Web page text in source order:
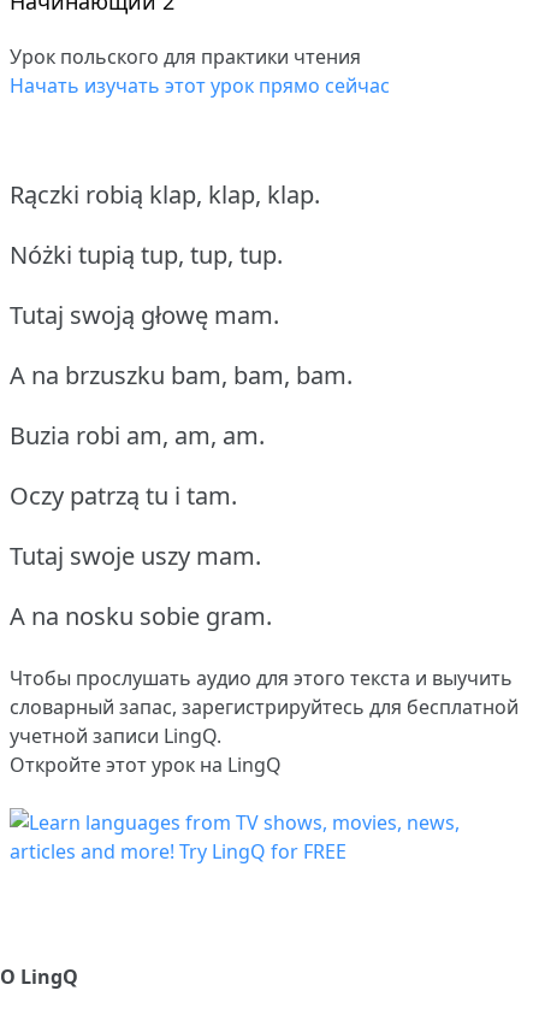
Урок польского для практики чтения
Начать изучать этот урок прямо сейчас
Rączki robią klap, klap, klap.
Nóżki tupią tup, tup, tup.
Tutaj swoją głowę mam.
A na brzuszku bam, bam, bam.
Buzia robi am, am, am.
Oczy patrzą tu i tam.
Tutaj swoje uszy mam.
A na nosku sobie gram.
Чтобы прослушать аудио для этого текста и выучить
словарный запас, зарегистрируйтесь для бесплатной
учетной записи LingQ.
Откройте этот урок на LingQ
О LingQ